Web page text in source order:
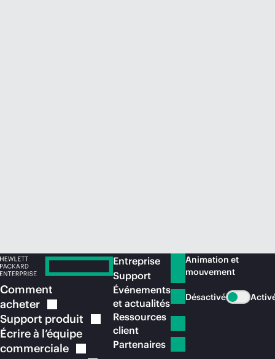
Comment
acheter
Support produit
Écrire à l’équipe
commerciale
Entreprise
Support
Événements
et actualités
Ressources
client
Partenaires
Animation et
mouvement
Désactivé